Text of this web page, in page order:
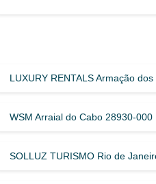
LUXURY RENTALS Armação
WSM Arraial do Cabo 28930-000
SOLLUZ TURISMO Rio de